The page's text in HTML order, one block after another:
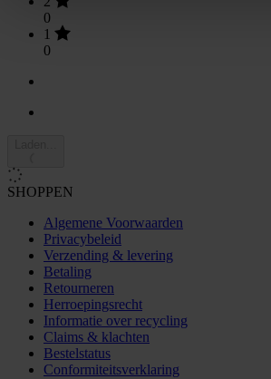
0
1
0
SHOPPEN
Algemene Voorwaarden
Privacybeleid
Verzending & levering
Betaling
Retourneren
Herroepingsrecht
Informatie over recycling
Claims & klachten
Bestelstatus
Conformiteitsverklaring